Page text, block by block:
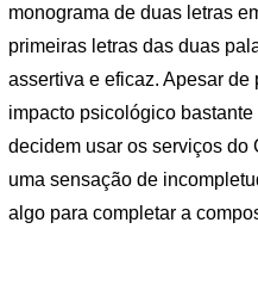
monograma de duas letras
primeiras letras das duas
assertiva e eficaz. Apesar
impacto psicológico
decidem usar os serviços do
uma sensação de
algo para completar a